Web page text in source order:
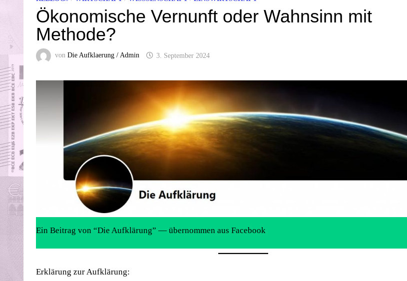
Ökonomische Vernunft oder Wahnsinn mit
Methode?
von Die Aufklaerung / Admin 3. September 2024
Ein Beitrag von “Die Aufklärung” — übernommen aus Facebook
Erklärung zur Aufklärung: